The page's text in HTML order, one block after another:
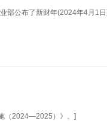
部公布了新财年(2024年4月1
（2024—2025）》。]